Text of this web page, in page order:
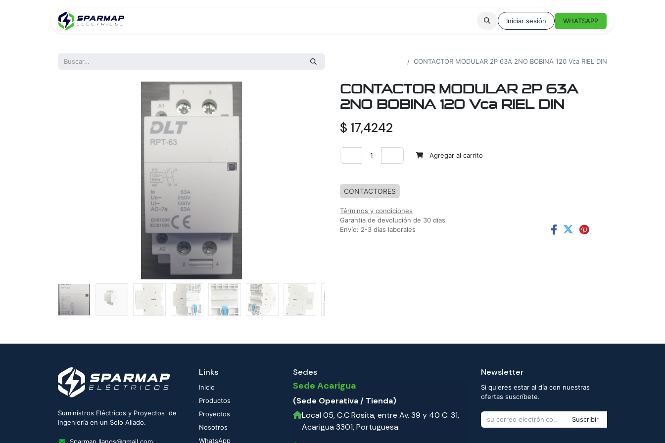
Iniciar sesión WHATSAPP
CONTACTOR MODULAR 2P 63A 2NO BOBINA 120 Vca RIEL DIN
CONTACTOR MODULAR 2P 63A
2NO BOBINA 120 Vca RIEL DIN
$ 17,4242
Agregar al carrito
CONTACTORES
Términos y condiciones
Garantía de devolución de 30 días
Envío: 2-3 días laborales
Suministros Eléctricos y Proyectos de
Ingeniería en un Solo Aliado.
Sparmap.llanos@gmail.com
Links
Inicio
Productos
Proyectos
Nosotros
WhatsApp
Sedes
Sede Acarigua
(Sede Operativa / Tienda)
Local 05, C.C Rosita, entre Av. 39 y 40 C. 31,
Acarigua 3301, Portuguesa.
Newsletter
Si quieres estar al día con nuestras
ofertas suscríbete.
Suscribir